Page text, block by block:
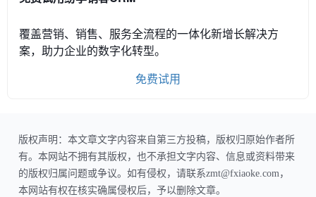
覆盖营销、销售、服务全流程的一体化新增长解决方
案，助力企业的数字化转型。
免费试用
版权声明：本文章文字内容来自第三方投稿，版权归原始作者所
有。本网站不拥有其版权，也不承担文字内容、信息或资料带来
的版权归属问题或争议。如有侵权，请联系zmt@fxiaoke.com，
本网站有权在核实确属侵权后，予以删除文章。